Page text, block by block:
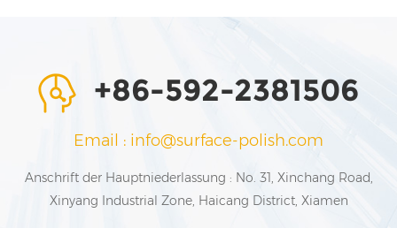
+86-592-2381506
Email : info@surface-polish.com
Anschrift der Hauptniederlassung : No. 31, Xinchang Road,
Xinyang Industrial Zone, Haicang District, Xiamen